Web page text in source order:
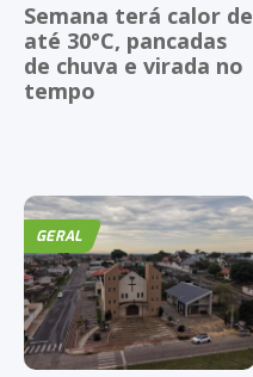
Semana terá calor de
até 30°C, pancadas
de chuva e virada no
tempo
GERAL